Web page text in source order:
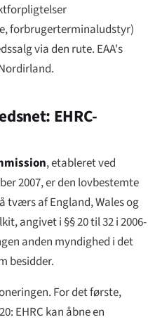
forbrugerterminaludstyr)
via den rute. EAA's
EHRC-
, etableret ved
2007, er den lovbestemte
tværs af England, Wales og
angivet i §§ 20 til 32 i 2006-
anden myndighed i det
besidder.
For det første,
EHRC kan åbne en